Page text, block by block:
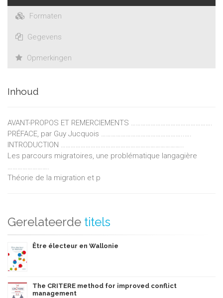
Formaten
Gegevens
Opmerkingen
Inhoud
AVANT-PROPOS ET REMERCIEMENTS ………………………………………….
PRÉFACE, par Guy Jucquois …………………………………………..….
INTRODUCTION ………………………………………………………………..
Les parcours migratoires, une problématique langagière
…………………….
Théorie de la migration et p
Gerelateerde titels
Être électeur en Wallonie
The CRITERE method for improved conflict
management